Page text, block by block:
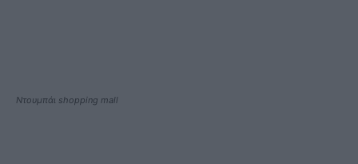
Ντουμπάι shopping mall